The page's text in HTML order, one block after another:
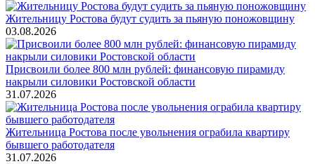
Жительницу Ростова будут судить за пьяную поножовщину
03.08.2026
Присвоили более 800 млн рублей: финансовую пирамиду
накрыли силовики Ростовской области
31.07.2026
Жительница Ростова после увольнения ограбила квартиру
бывшего работодателя
31.07.2026